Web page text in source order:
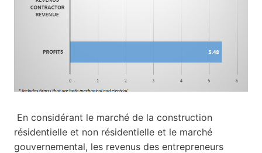
En considérant le marché de la construction
résidentielle et non résidentielle et le marché
gouvernemental, les revenus des entrepreneurs